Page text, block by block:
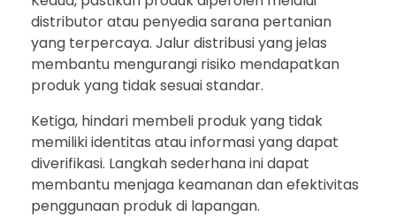
distributor atau penyedia sarana pertanian
yang terpercaya. Jalur distribusi yang jelas
membantu mengurangi risiko mendapatkan
produk yang tidak sesuai standar.
Ketiga, hindari membeli produk yang tidak
memiliki identitas atau informasi yang dapat
diverifikasi. Langkah sederhana ini dapat
membantu menjaga keamanan dan efektivitas
penggunaan produk di lapangan.